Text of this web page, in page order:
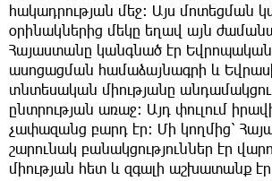
հակադրության մեջ։ Այս մոտեցման
օրինակներից մեկը եղավ այն
Հայաստանը կանգնած էր Եվրոպական
ասոցացման համաձայնագրի և
տնտեսական միությանը
ընտրության առաջ։ Այդ փուլում
չափազանց բարդ էր։ Մի կողմից՝
շարունակ բանակցություններ էր
միության հետ և զգալի աշխատանք